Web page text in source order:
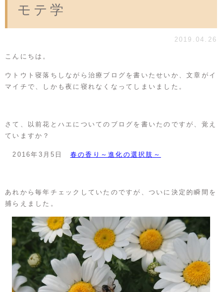
モテ学
2019.04.26
こんにちは。
ウトウト寝落ちしながら治療ブログを書いたせいか、文章がイ
マイチで、しかも夜に寝れなくなってしまいました。
さて、以前花とハエについてのブログを書いたのですが、覚え
ていますか？
2016年3月5日 春の香り～進化の選択肢～
あれから毎年チェックしていたのですが、ついに決定的瞬間を
捕らえました。